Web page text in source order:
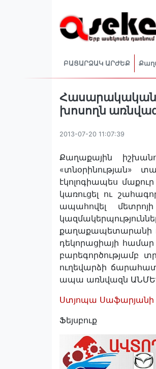
ԲԱՑԱՐՁԱԿ ԱՐԺԵՔ
Հասարակական
խոսողն
2013-07-20 11:07:39
Քաղաքային
«տնօրինության»
էկոլոգիապես
կառուցել ու
ապահովել
քաղաքապետարանի
դեկորացիայի համար
բարեգործությամբ
ուղեվարձի
ապա առնվազն
Ստյոպա Սաֆարյանի
Ֆեյսբուք